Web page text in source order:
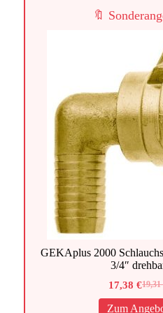
🔖
GEKAplus 2000
3/4″
19,31
Preis
17,38€
Preis
Zum